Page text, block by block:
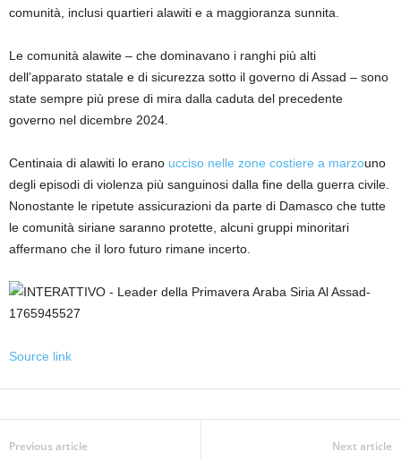
comunità, inclusi quartieri alawiti e a maggioranza sunnita.
Le comunità alawite – che dominavano i ranghi più alti
dell’apparato statale e di sicurezza sotto il governo di Assad – sono
state sempre più prese di mira dalla caduta del precedente
governo nel dicembre 2024.
Centinaia di alawiti lo erano ucciso nelle zone costiere a marzouno
degli episodi di violenza più sanguinosi dalla fine della guerra civile.
Nonostante le ripetute assicurazioni da parte di Damasco che tutte
le comunità siriane saranno protette, alcuni gruppi minoritari
affermano che il loro futuro rimane incerto.
Source link
Previous article Next article